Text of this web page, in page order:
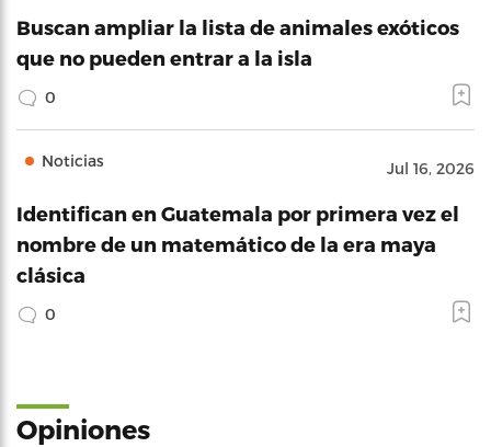
Buscan ampliar la lista de animales exóticos
que no pueden entrar a la isla
0
Noticias Jul 16, 2026
Identifican en Guatemala por primera vez el
nombre de un matemático de la era maya
clásica
0
Opiniones